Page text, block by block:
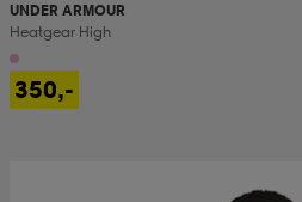
UNDER ARMOUR
Heatgear High
350,-